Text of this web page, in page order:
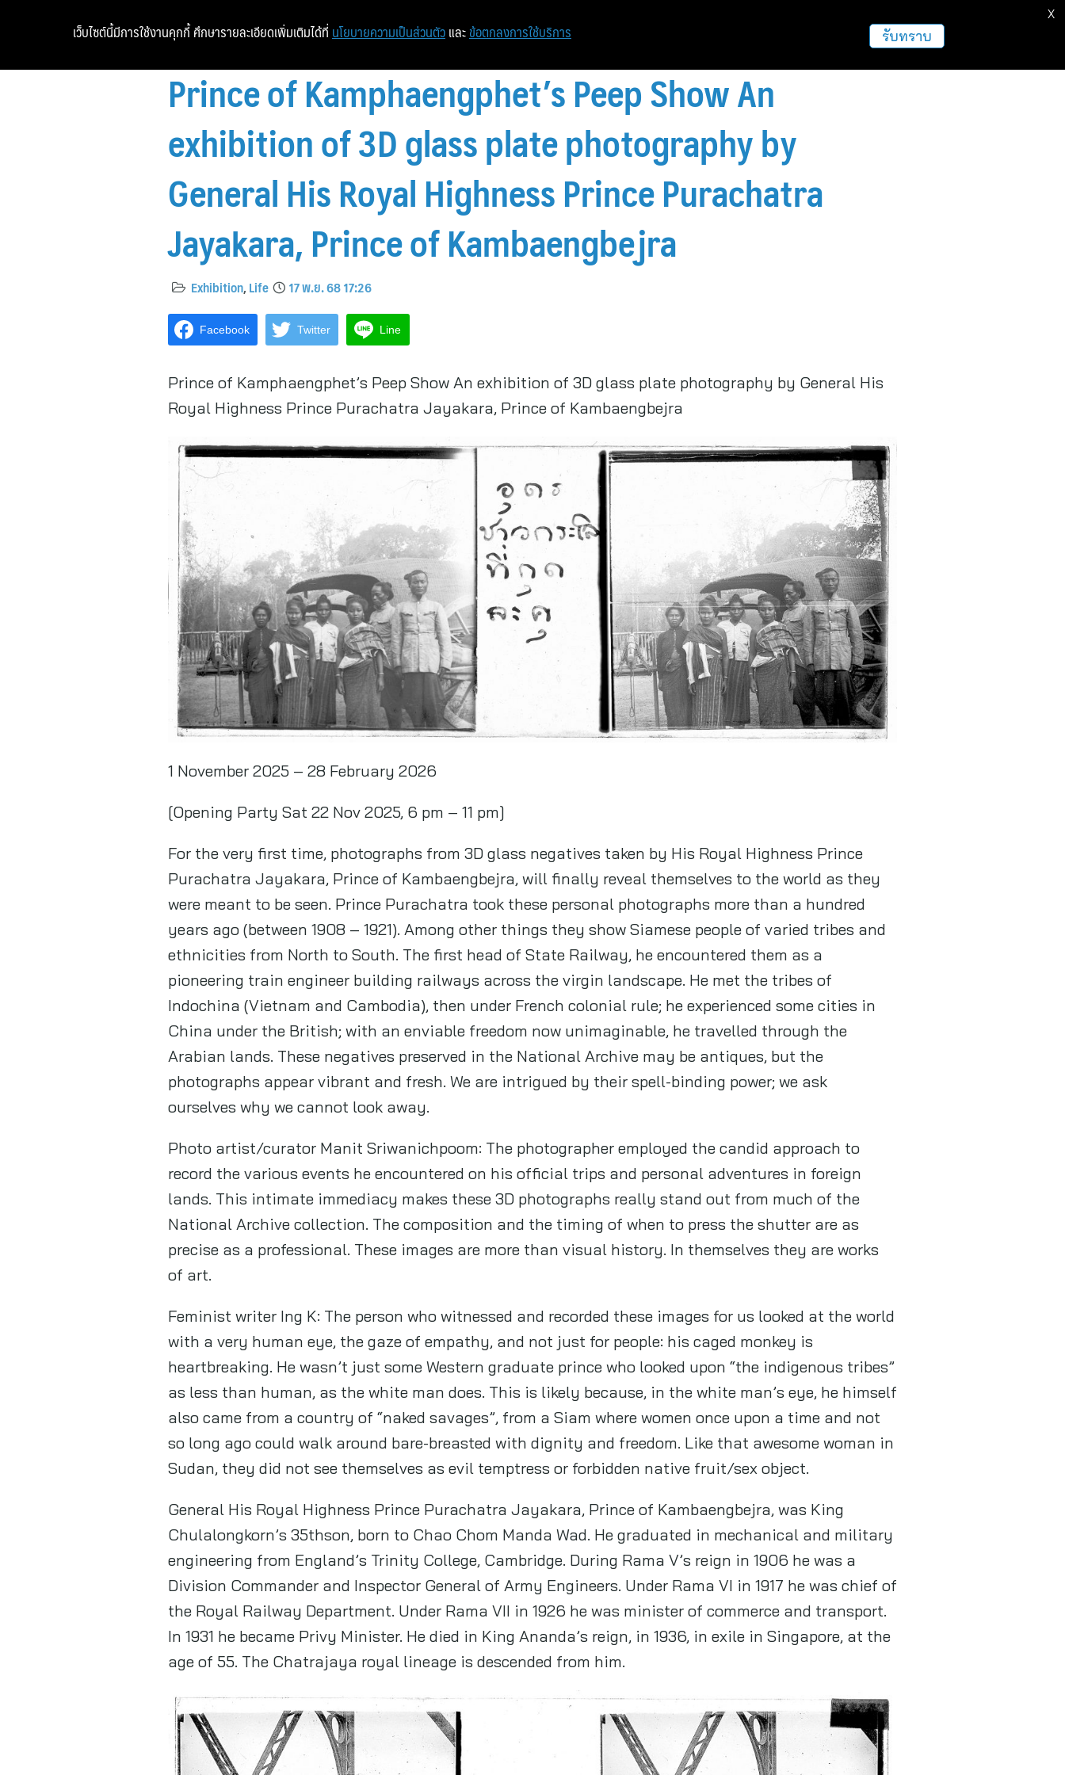
Prince of Kamphaengphet’s Peep Show An
exhibition of 3D glass plate photography by
General His Royal Highness Prince Purachatra
Jayakara, Prince of Kambaengbejra
Exhibition,Life 17 พ.ย. 68 17:26
Facebook Twitter Line
Prince of Kamphaengphet’s Peep Show An exhibition of 3D glass plate photography by General His
Royal Highness Prince Purachatra Jayakara, Prince of Kambaengbejra
1 November 2025 – 28 February 2026
[Opening Party Sat 22 Nov 2025, 6 pm – 11 pm]
For the very first time, photographs from 3D glass negatives taken by His Royal Highness Prince
Purachatra Jayakara, Prince of Kambaengbejra, will finally reveal themselves to the world as they
were meant to be seen. Prince Purachatra took these personal photographs more than a hundred
years ago (between 1908 – 1921). Among other things they show Siamese people of varied tribes and
ethnicities from North to South. The first head of State Railway, he encountered them as a
pioneering train engineer building railways across the virgin landscape. He met the tribes of
Indochina (Vietnam and Cambodia), then under French colonial rule; he experienced some cities in
China under the British; with an enviable freedom now unimaginable, he travelled through the
Arabian lands. These negatives preserved in the National Archive may be antiques, but the
photographs appear vibrant and fresh. We are intrigued by their spell-binding power; we ask
ourselves why we cannot look away.
Photo artist/curator Manit Sriwanichpoom: The photographer employed the candid approach to
record the various events he encountered on his official trips and personal adventures in foreign
lands. This intimate immediacy makes these 3D photographs really stand out from much of the
National Archive collection. The composition and the timing of when to press the shutter are as
precise as a professional. These images are more than visual history. In themselves they are works
of art.
Feminist writer Ing K: The person who witnessed and recorded these images for us looked at the world
with a very human eye, the gaze of empathy, and not just for people: his caged monkey is
heartbreaking. He wasn’t just some Western graduate prince who looked upon “the indigenous tribes”
as less than human, as the white man does. This is likely because, in the white man’s eye, he himself
also came from a country of “naked savages”, from a Siam where women once upon a time and not
so long ago could walk around bare-breasted with dignity and freedom. Like that awesome woman in
Sudan, they did not see themselves as evil temptress or forbidden native fruit/sex object.
General His Royal Highness Prince Purachatra Jayakara, Prince of Kambaengbejra, was King
Chulalongkorn’s 35thson, born to Chao Chom Manda Wad. He graduated in mechanical and military
engineering from England’s Trinity College, Cambridge. During Rama V’s reign in 1906 he was a
Division Commander and Inspector General of Army Engineers. Under Rama VI in 1917 he was chief of
the Royal Railway Department. Under Rama VII in 1926 he was minister of commerce and transport.
In 1931 he became Privy Minister. He died in King Ananda’s reign, in 1936, in exile in Singapore, at the
age of 55. The Chatrajaya royal lineage is descended from him.
เว็บไซต์นี้มีการใช้งานคุกกี้ ศึกษารายละเอียดเพิ่มเติมได้ที่ นโยบายความเป็นส่วนตัว และ ข้อตกลงการใช้บริการ รับทราบ
X